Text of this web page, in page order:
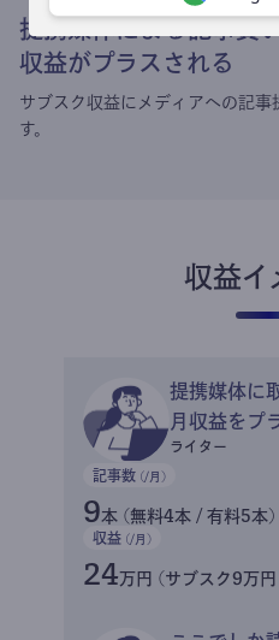
提携媒体による記事買
収益がプラスされる
サブスク収益にメディアへの記
す。
収益イ
提携媒体に
月収益をプ
ライター
記事数 (/月)
9本 (無料4本 / 有料5本)
収益 (/月)
24万円 (サブスク9万